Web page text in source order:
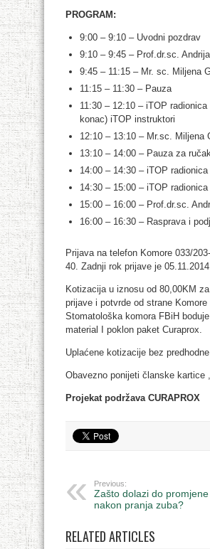
PROGRAM:
9:00 – 9:10 – Uvodni pozdrav
9:10 – 9:45 – Prof.dr.sc.
9:45 – 11:15 – Mr. sc. Miljena
11:15 – 11:30 – Pauza
11:30 – 12:10 – iTOP
konac) iTOP instruktori
12:10 – 13:10 – Mr.sc. Miljena
13:10 – 14:00 – Pauza za ručak
14:00 – 14:30 – iTOP
14:30 – 15:00 – iTOP
15:00 – 16:00 – Prof.dr.sc.
16:00 – 16:30 – Rasprava i
Prijava na telefon Komore 033/
40. Zadnji rok prijave je
Kotizacija u iznosu od 80,00KM
prijave i potvrde od strane
Stomatološka komora FBiH
material I poklon paket Curaprox.
Uplaćene kotizacije bez
Obavezno ponijeti članske kartice
Projekat podržava CURAPROX
Previous:
Zašto dolazi do
nakon pranja zuba?
RELATED ARTICLES